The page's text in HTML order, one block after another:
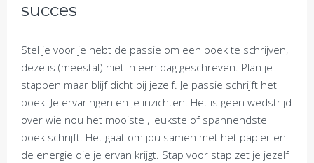
succes
Stel je voor je hebt de passie om een boek te schrijven,
deze is (meestal) niet in een dag geschreven. Plan je
stappen maar blijf dicht bij jezelf. Je passie schrijft het
boek. Je ervaringen en je inzichten. Het is geen wedstrijd
over wie nou het mooiste , leukste of spannendste
boek schrijft. Het gaat om jou samen met het papier en
de energie die je ervan krijgt. Stap voor stap zet je jezelf